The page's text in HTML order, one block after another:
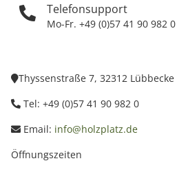
Telefonsupport
Mo-Fr. +49 (0)57 41 90 982 0
Thyssenstraße 7, 32312 Lübbecke
Tel: +49 (0)57 41 90 982 0
Email: info@holzplatz.de
Öffnungszeiten